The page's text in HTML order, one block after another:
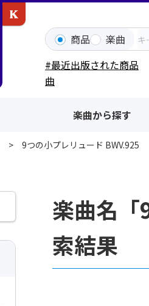
商品 楽曲
#最近出版された商品
曲
楽曲から探す
9つの小プレリュード BWV.925
楽曲名
索結果